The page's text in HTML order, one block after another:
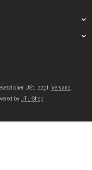
USt., zzgl. Versand .
by JTL-Shop